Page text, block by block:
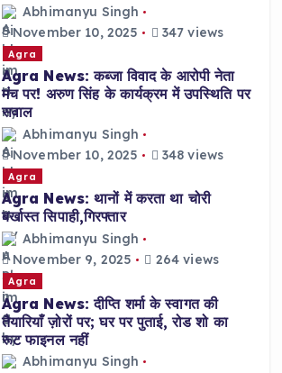
Abhimanyu Singh
November 10, 2025
347 views
Agra
Agra News: कब्जा विवाद के आरोपी नेता
मंच पर! अरुण सिंह के कार्यक्रम में उपस्थिति पर
सवाल
Abhimanyu Singh
November 10, 2025
348 views
Agra
Agra News: थानों में करता था चोरी
बर्खास्त सिपाही,गिरफ्तार
Abhimanyu Singh
November 9, 2025
264 views
Agra
Agra News: दीप्ति शर्मा के स्वागत की
तैयारियाँ ज़ोरों पर; घर पर पुताई, रोड शो का
रूट फाइनल नहीं
Abhimanyu Singh